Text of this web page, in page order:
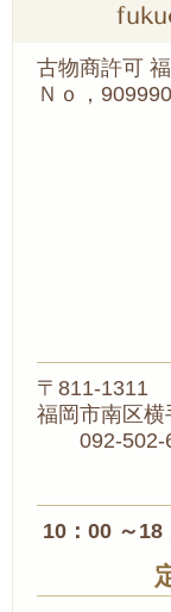
古物商許可
Ｎｏ，
〒811-1311
福岡市南区横
092-502-
10：00 ～18